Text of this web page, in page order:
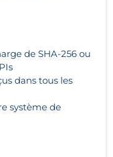
de SHA-256 ou
dans tous les
système de